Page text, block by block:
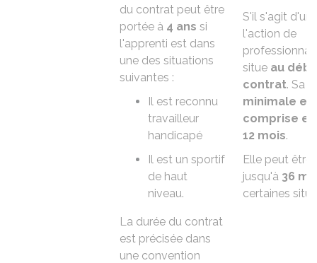
du contrat peut être
portée à 4 ans si
l'apprenti est dans
une des situations
suivantes :
Il est reconnu
travailleur
handicapé
Il est un sportif
de haut
niveau.
La durée du contrat
est précisée dans
une convention
S'il s'agit d'un
l'action de
situe au
contrat. Sa
minimale
comprise
12 mois.
Elle peut être
jusqu'à 36
certaines